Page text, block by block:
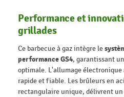
Performance et
grillades
Ce barbecue à gaz intègre le
performance GS4, garantissant
optimale. L'allumage électronique
rapide et fiable. Les brûleurs en
rectangulaire unique, délivrent